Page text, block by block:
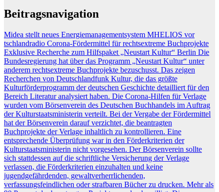
Beitragsnavigation
Midea stellt neues Energiemanagementsystem MHELIOS vor
tschlandradio Corona-Fördermittel für rechtsextreme Buchprojekte
Exklusive Recherche zum Hilfspaket „Neustart Kultur“ Berlin Die
Bundesregierung hat über das Programm „Neustart Kultur“ unter
anderem rechtsextreme Buchprojekte bezuschusst. Das zeigen
Recherchen von Deutschlandfunk Kultur, die das größte
Kulturförderprogramm der deutschen Geschichte detailliert für den
Bereich Literatur analysiert haben. Die Corona-Hilfen für Verlage
wurden vom Börsenverein des Deutschen Buchhandels im Auftrag
der Kulturstaatsministerin verteilt. Bei der Vergabe der Fördermittel
hat der Börsenverein darauf verzichtet, die beantragten
Buchprojekte der Verlage inhaltlich zu kontrollieren. Eine
entsprechende Überprüfung war in den Förderkriterien der
Kulturstaatsministerin nicht vorgesehen. Der Börsenverein sollte
sich stattdessen auf die schriftliche Versicherung der Verlage
verlassen, die Förderkriterien einzuhalten und keine
jugendgefährdenden, gewaltverherrlichenden,
verfassungsfeindlichen oder strafbaren Bücher zu drucken. Mehr als